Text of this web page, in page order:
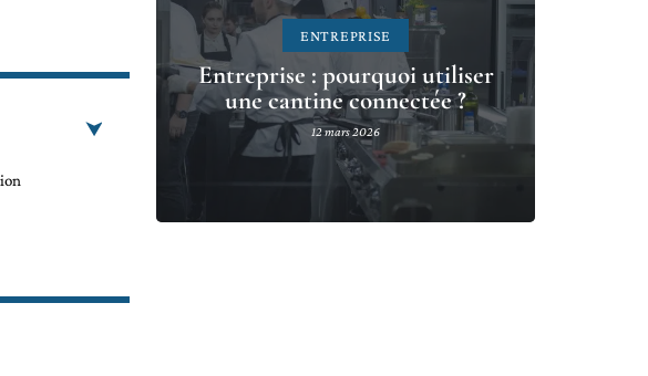
ENTREPRISE
Entreprise : pourquoi utiliser
une cantine connectée ?
12 mars 2026